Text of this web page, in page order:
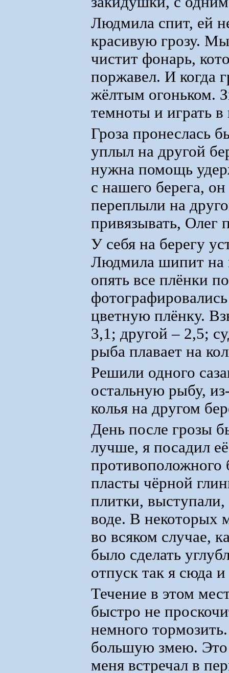
Людмила спит, ей
красивую грозу.
чистит фонарь,
поржавел. И когда
жёлтым огоньком.
темноты и играть в
Гроза пронеслась
уплыл на другой
нужна помощь
с нашего берега,
переплыли на
привязывать, Олег
У себя на берегу
Людмила шипит на
опять все плёнки
цветную плёнку.
3,1; другой – 2,5;
рыба плавает на
Решили одного
остальную рыбу,
колья на другом
День после грозы
лучше, я посадил
пласты чёрной
плитки,
воде. В некоторых
во всяком случае,
было сделать
отпуск так я сюда
Течение в этом
быстро не
немного
большую змею. Это
меня встречал в